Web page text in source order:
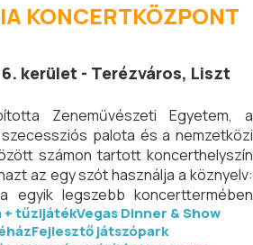
KONCERTKÖZPONT
6. kerület - Terézváros, Liszt
Zeneművészeti Egyetem, a
palota és a nemzetközi
számon tartott koncerthelyszín
az egy szót használja a köznyelv:
egyik legszebb koncerttermében
kötődő programokat – növendék- és
a zeneszerető közönség, de a
+ tűzijátékVegas Dinner & Show
Fejlesztő játszópark